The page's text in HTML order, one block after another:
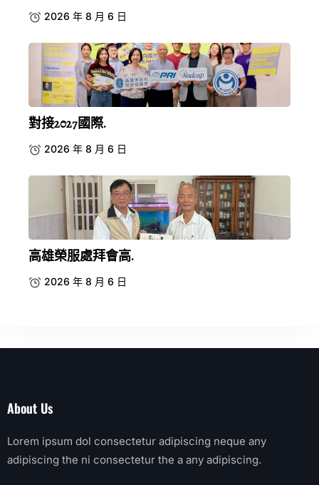
2026 年 8 月 6 日
對接2027國際.
2026 年 8 月 6 日
高雄榮服處拜會高.
2026 年 8 月 6 日
About Us
Lorem ipsum dol consectetur adipiscing neque any
adipiscing the ni consectetur the a any adipiscing.